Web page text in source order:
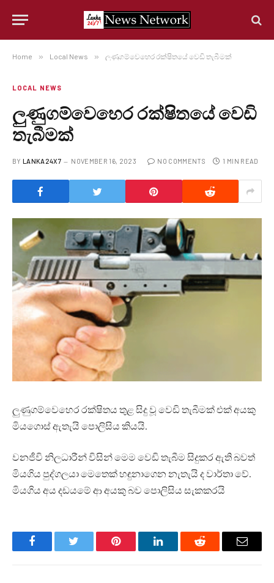
Home » Local News » ලුණුගම්වෙහෙර රක්ෂිතයේ වෙඩි තැබීමක්
LOCAL NEWS
ලුණුගම්වෙහෙර රක්ෂිතයේ වෙඩි
තැබීමක්
BY LANKA24X7 NOVEMBER 16, 2023 NO COMMENTS 1 MIN READ
ලුණුගම්වෙහෙර රක්ෂිතය තුළ සිදු වූ වෙඩි තැබීමක් එක් අයකු
මියගොස් ඇතැයි පොලිසිය කියයි.
වනජීවි නිලධාරීන් විසින් මෙම වෙඩි තැබීම සිදුකර ඇති බවත්
මියගිය පුද්ගලයා මෙතෙක් හඳුනාගෙන නැතැයි ද වාර්තා වේ.
මියගිය අය දඩයමේ ආ අයකු බව පොලිසිය සැකකරයි
FacebookTwitter Pinterest LinkedInReddit Email